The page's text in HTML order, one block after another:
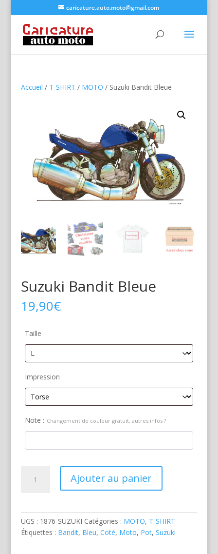
caricature.auto.moto@gmail.com
Accueil / T-SHIRT / MOTO / Suzuki Bandit Bleue
Suzuki Bandit Bleue
19,90€
Taille
Impression
Note : Changement de couleur gratuit, autres infos ?
Ajouter au panier
UGS : 1876-SUZUKI Catégories : MOTO, T-SHIRT
Étiquettes : Bandit, Bleu, Coté, Moto, Pot, Suzuki